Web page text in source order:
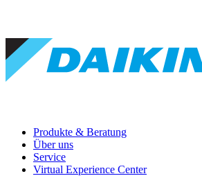
Produkte & Beratung
Über uns
Service
Virtual Experience Center